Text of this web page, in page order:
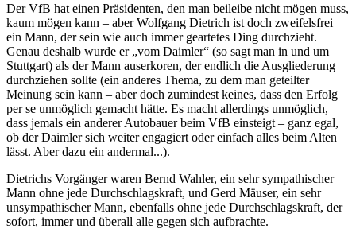
Der VfB hat einen Präsidenten, den man beileibe nicht mögen muss,
kaum mögen kann – aber Wolfgang Dietrich ist doch zweifelsfrei
ein Mann, der sein wie auch immer geartetes Ding durchzieht.
Genau deshalb wurde er „vom Daimler“ (so sagt man in und um
Stuttgart) als der Mann auserkoren, der endlich die Ausgliederung
durchziehen sollte (ein anderes Thema, zu dem man geteilter
Meinung sein kann – aber doch zumindest keines, dass den Erfolg
per se unmöglich gemacht hätte. Es macht allerdings unmöglich,
dass jemals ein anderer Autobauer beim VfB einsteigt – ganz egal,
ob der Daimler sich weiter engagiert oder einfach alles beim Alten
lässt. Aber dazu ein andermal...).
Dietrichs Vorgänger waren Bernd Wahler, ein sehr sympathischer
Mann ohne jede Durchschlagskraft, und Gerd Mäuser, ein sehr
unsympathischer Mann, ebenfalls ohne jede Durchschlagskraft, der
sofort, immer und überall alle gegen sich aufbrachte.